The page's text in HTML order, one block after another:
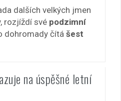
dalších velkých jmen
rozjíždí své podzimní
dohromady čítá šest
na úspěšné letní